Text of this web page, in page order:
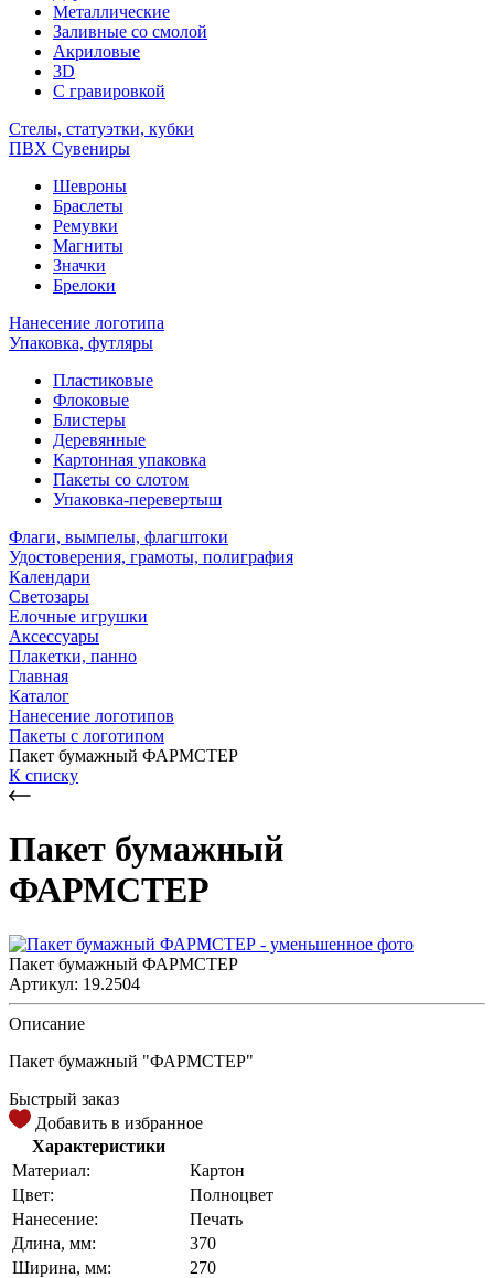
Металлические
Заливные со смолой
Акриловые
3D
C гравировкой
Стелы, статуэтки, кубки
ПВХ Сувениры
Шевроны
Браслеты
Ремувки
Магниты
Значки
Брелоки
Нанесение логотипа
Упаковка, футляры
Пластиковые
Флоковые
Блистеры
Деревянные
Картонная упаковка
Пакеты со слотом
Упаковка-перевертыш
Флаги, вымпелы, флагштоки
Удостоверения, грамоты, полиграфия
Календари
Светозары
Елочные игрушки
Аксессуары
Плакетки, панно
Главная
Каталог
Нанесение логотипов
Пакеты с логотипом
Пакет бумажный ФАРМСТЕР
К списку
Пакет бумажный
ФАРМСТЕР
Пакет бумажный ФАРМСТЕР
Артикул: 19.2504
Описание
Пакет бумажный "ФАРМСТЕР"
Быстрый заказ
Добавить в избранное
Характеристики
Материал:
Картон
Цвет:
Полноцвет
Нанесение:
Печать
Длина, мм:
370
Ширина, мм:
270